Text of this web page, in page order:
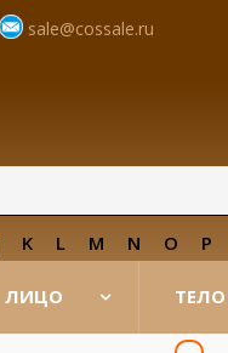
sale@cossale.ru
K L M N O P
ЛИЦО ТЕЛО